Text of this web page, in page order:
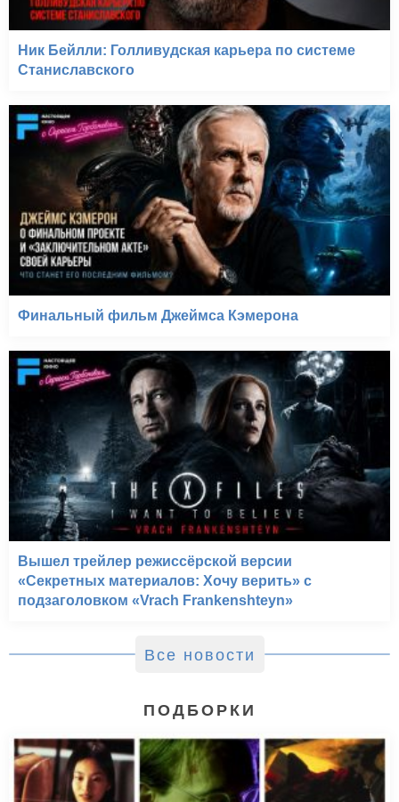
Ник Бейлли: Голливудская карьера по системе
Станиславского
Финальный фильм Джеймса Кэмерона
Вышел трейлер режиссёрской версии
«Секретных материалов: Хочу верить» с
подзаголовком «Vrach Frankenshteyn»
Все новости
ПОДБОРКИ